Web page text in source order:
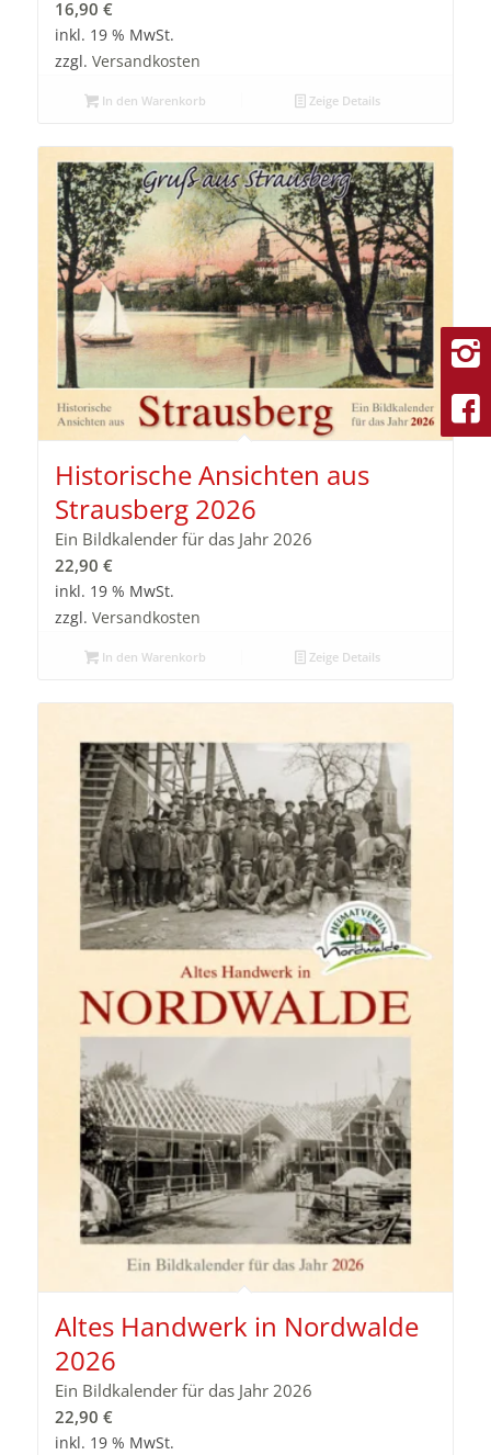
16,90 €
inkl. 19 % MwSt.
zzgl. Versandkosten
In den Warenkorb Zeige Details
Historische Ansichten aus
Strausberg 2026
Ein Bildkalender für das Jahr 2026
22,90 €
inkl. 19 % MwSt.
zzgl. Versandkosten
In den Warenkorb Zeige Details
Altes Handwerk in Nordwalde
2026
Ein Bildkalender für das Jahr 2026
22,90 €
inkl. 19 % MwSt.